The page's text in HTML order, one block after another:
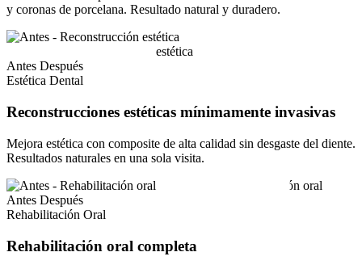
y coronas de porcelana. Resultado natural y duradero.
Antes Después
Estética Dental
Reconstrucciones estéticas mínimamente invasivas
Mejora estética con composite de alta calidad sin desgaste del diente.
Resultados naturales en una sola visita.
Antes Después
Rehabilitación Oral
Rehabilitación oral completa